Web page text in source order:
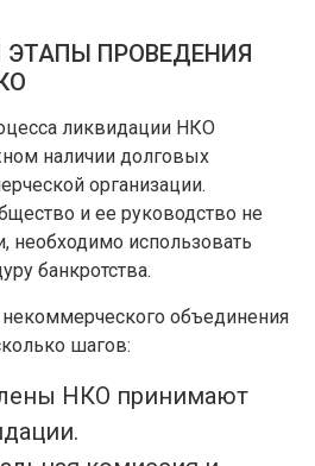
ЭТАПЫ ПРОВЕДЕНИЯ
ликвидации НКО
наличии долговых
организации.
и ее руководство не
необходимо использовать
банкротства.
объединения
шагов:
НКО принимают